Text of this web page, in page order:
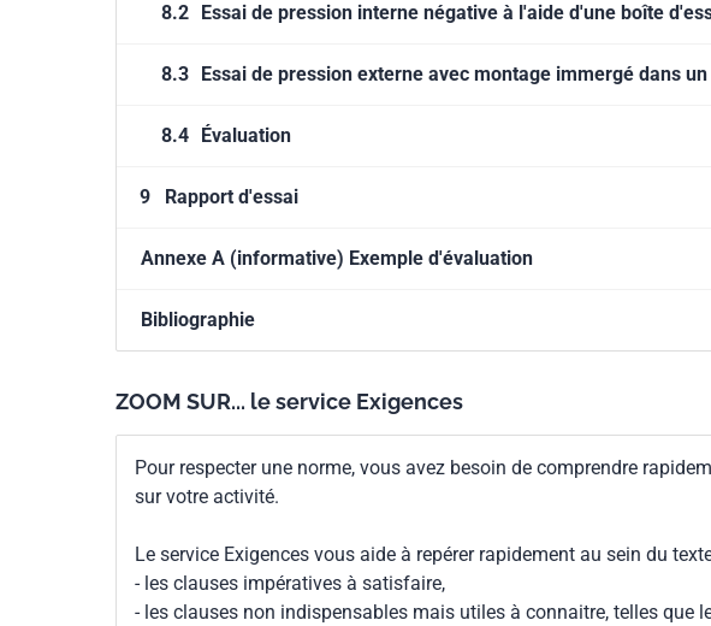
8.2 Essai de pression interne négative à l'aide d'une boîte
8.3 Essai de pression externe avec montage immergé dans
8.4 Évaluation
9 Rapport d'essai
Annexe A (informative) Exemple d'évaluation
Bibliographie
ZOOM SUR... le service Exigences
Pour respecter une norme, vous avez besoin de comprendre
sur votre activité.
Le service Exigences vous aide à repérer rapidement au sein du
- les clauses impératives à satisfaire,
- les clauses non indispensables mais utiles à connaitre, telles que